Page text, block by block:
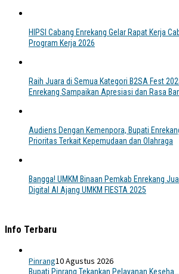
HIPSI Cabang Enrekang Gelar Rapat Kerja
Program Kerja 2026
Raih Juara di Semua Kategori B2SA Fest
Enrekang Sampaikan Apresiasi dan Rasa
Audiens Dengan Kemenpora, Bupati
Prioritas Terkait Kepemudaan dan Olahraga
Bangga! UMKM Binaan Pemkab Enrekang
Digital AI Ajang UMKM FIESTA 2025
Info Terbaru
Pinrang10 Agustus 2026
Bupati Pinrang Tekankan Pelayanan Keseha…